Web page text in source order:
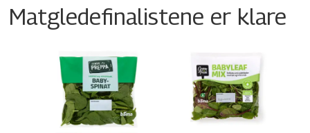
Matgledefinalistene er klare